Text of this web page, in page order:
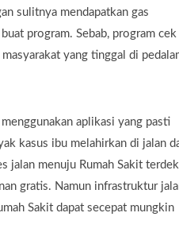
sulitnya mendapatkan gas
program. Sebab, program cek
yang tinggal di
aplikasi yang pasti
kasus ibu melahirkan di jalan
jalan menuju Rumah Sakit
gratis. Namun infrastruktur
Sakit dapat secepat mungkin